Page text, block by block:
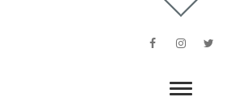
essenz
EL CABELLO
FacebookInstagram